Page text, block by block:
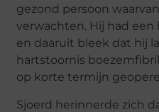
gezond persoon
verwachten. Hij had
en daaruit bleek dat hij
hartstoornis
op korte termijn
Sjoerd herinnerde zich